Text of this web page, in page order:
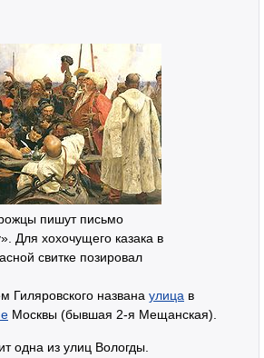
пишут письмо
Для хохочущего казака в
свитке позировал
Гиляровского названа улица в
Москвы (бывшая 2-я Мещанская).
одна из улиц Вологды.